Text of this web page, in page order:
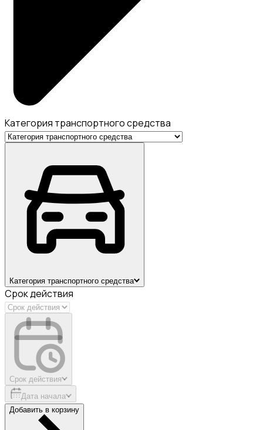
Категория транспортного средства
Категория транспортного средства
Срок действия
Срок действия
Дата начала
Добавить в корзину